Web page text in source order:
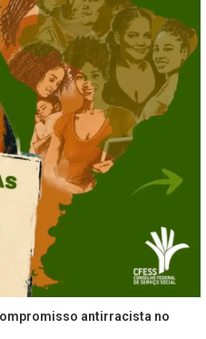
antirracista no